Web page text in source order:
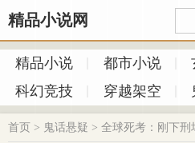
精品小说网
精品小说 都市小说
科幻竞技
穿越架空
首页 > 鬼话悬疑 > 全球死考：刚下刑